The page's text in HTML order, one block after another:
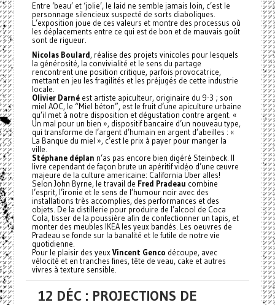
Entre ‘beau’ et ‘jolie’, le laid ne semble jamais loin, c’est le
personnage silencieux suspecté de sorts diaboliques.
L’exposition joue de ces valeurs et montre des processus où
les déplacements entre ce qui est de bon et de mauvais goût
sont de rigueur.
Nicolas Boulard, réalise des projets vinicoles pour lesquels
la générosité, la convivialité et le sens du partage
rencontrent une position critique, parfois provocatrice,
mettant en jeu les fragilités et les préjugés de cette industrie
locale.
Olivier Darnéest artiste apiculteur, originaire du 9-3 ; son
miel AOC, le “Miel béton”, est le fruit d’une apiculture urbaine
qu’il met à notre disposition et dégustation contre argent. «
Un mal pour un bien », dispositif bancaire d’un nouveau type,
qui transforme de l’argent d’humain en argent d’abeilles : «
La Banque du miel », c’est le prix à payer pour manger la
ville.
Stéphane déplan n’as pas encore bien digéré Steinbeck. Il
livre cependant de façon brute un apéritif vidéo d’une œuvre
majeure de la culture americaine: California Über alles!
Selon John Byrne, le travail de Fred Pradeau combine
l’esprit, l’ironie et le sens de l’humour noir avec des
installations très accomplies, des performances et des
objets. De la distillerie pour produire de l’alcool de Coca
Cola, tisser de la poussière afin de confectionner un tapis, et
monter des meubles IKEA les yeux bandés. Les oeuvres de
Pradeau se fonde sur la banalité et le futile de notre vie
quotidienne.
Pour le plaisir des yeux Vincent Genco découpe, avec
vélocité et en tranches fines, tête de veau, cake et autres
vivres à texture sensible.
12 DÉC : PROJECTIONS DE